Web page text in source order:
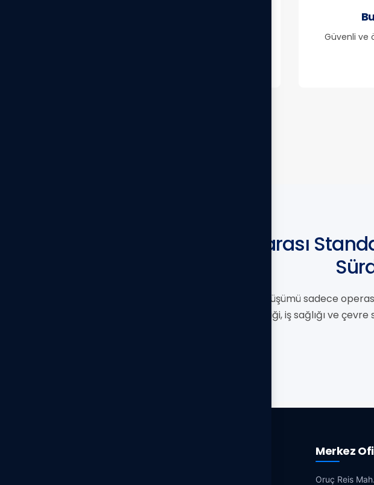
Güvenli ve
Uluslararası
Bu kapsamlı dijital dönüşümü sadece
bilgi güvenliği, iş sağlığı ve
Merkez
Oruç Reis